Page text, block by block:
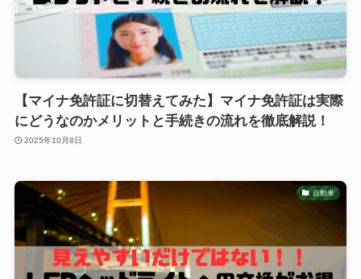
【マイナ免許証に切替えてみた】マイナ免許証は実際
にどうなのかメリットと手続きの流れを徹底解説！
2025年10月8日
自動車